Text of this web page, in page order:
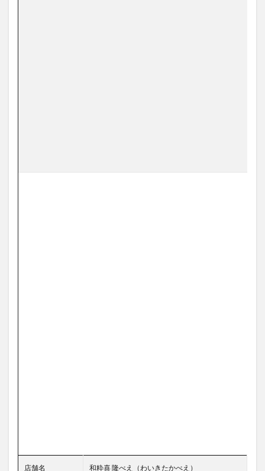
店舗名 和粋喜 隆べえ（わいきたかべえ）